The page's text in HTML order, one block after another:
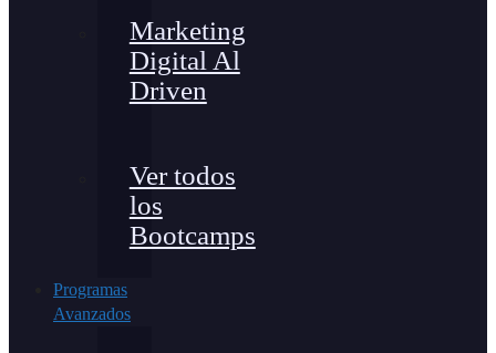
Marketing
Digital Al
Driven
Ver todos
los
Bootcamps
Programas
Avanzados